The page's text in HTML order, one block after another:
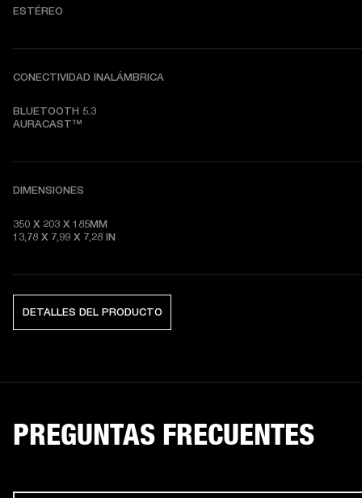
ESTÉREO
CONECTIVIDAD INALÁMBRICA
BLUETOOTH 5.3
AURACAST™
DIMENSIONES
350 X 203 X 185MM
13,78 X 7,99 X 7,28 IN
DETALLES DEL PRODUCTO
PREGUNTAS FRECUENTES